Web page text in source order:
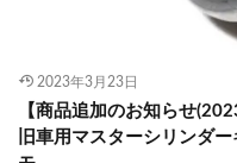
2023年3月23日
【商品追加のお知らせ
旧車用マスターシリンダ